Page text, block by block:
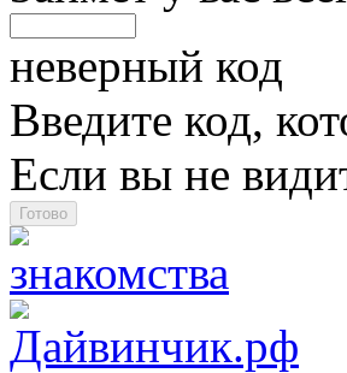
неверный код
Введите код,
Если вы не